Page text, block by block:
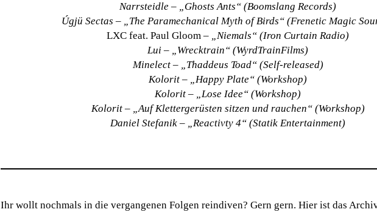
Narrsteidle – „Ghosts Ants“ (Boomslang Records)
Úgjü Sectas – „The Paramechanical Myth of Birds“ (Frenetic Magic
LXC feat. Paul Gloom – „Niemals“ (Iron Curtain Radio)
Lui – „Wrecktrain“ (WyrdTrainFilms)
Minelect – „Thaddeus Toad“ (Self-released)
Kolorit – „Happy Plate“ (Workshop)
Kolorit – „Lose Idee“ (Workshop)
Kolorit – „Auf Klettergerüsten sitzen und rauchen“ (Workshop)
Daniel Stefanik – „Reactivty 4“ (Statik Entertainment)
Ihr wollt nochmals in die vergangenen Folgen reindiven? Gern gern. Hier ist das